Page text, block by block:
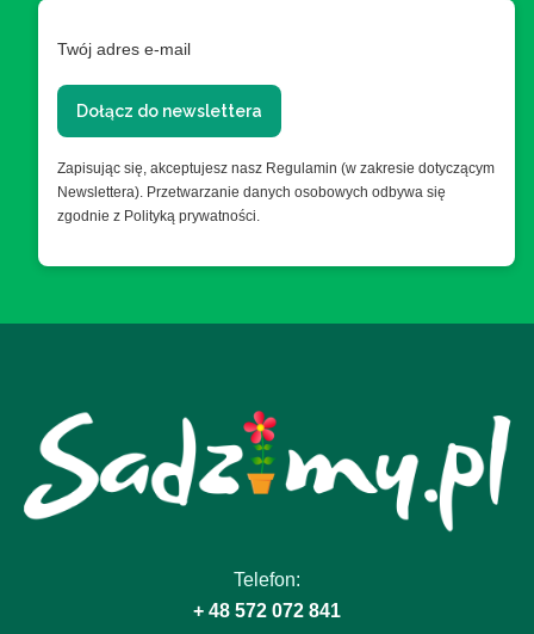
Twój adres e-mail
Dołącz do newslettera
Zapisując się, akceptujesz nasz Regulamin (w zakresie dotyczącym
Newslettera). Przetwarzanie danych osobowych odbywa się
zgodnie z Polityką prywatności.
Telefon:
+ 48 572 072 841